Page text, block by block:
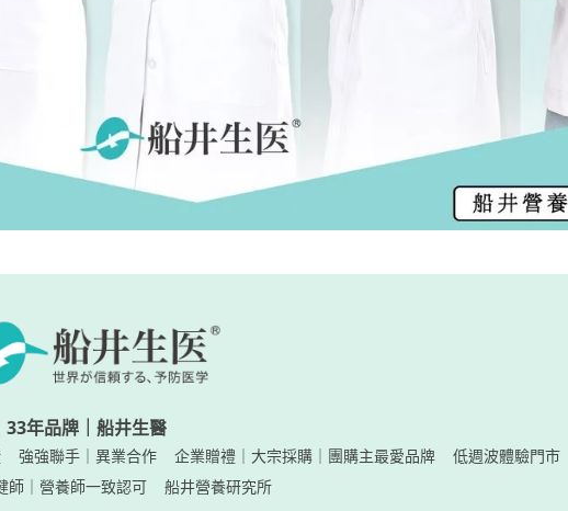
33年品牌｜船井生醫
強強聯手｜異業合作 企業贈禮｜大宗採購｜團購主最愛品牌
低週波體驗門市
師｜營養師一致認可
船井營養研究所